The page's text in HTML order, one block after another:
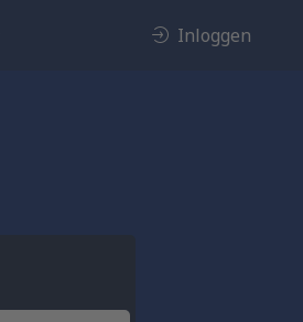
Inloggen